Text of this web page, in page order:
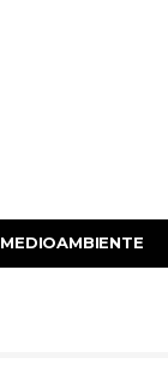
MEDIOAMBIENTE